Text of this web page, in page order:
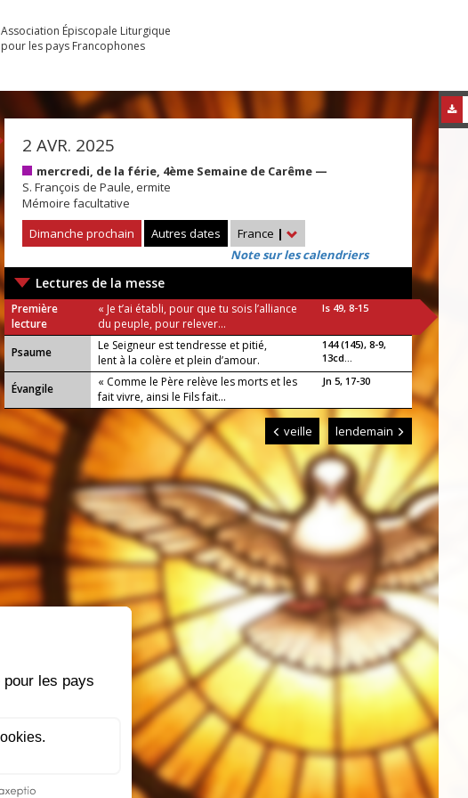
Association Épiscopale Liturgique
pour les pays Francophones
2 AVR. 2025
mercredi, de la férie, 4ème Semaine de Carême —
S. François de Paule, ermite
Mémoire facultative
Dimanche prochain
Autres dates France |
Note sur les calendriers
Lectures de la messe
Première
lecture
« Je t’ai établi, pour que tu sois l’alliance
du peuple, pour relever...
Is 49, 8-15
Psaume
Le Seigneur est tendresse et pitié,
lent à la colère et plein d’amour.
144 (145), 8-9,
13cd...
Évangile
« Comme le Père relève les morts et les
fait vivre, ainsi le Fils fait...
Jn 5, 17-30
veille lendemain